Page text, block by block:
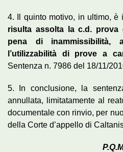
4. Il quinto motivo, in ultimo, è
risulta assolta la c.d. prova
pena di inammissibilità,
l’utilizzabilità di prove a
Sentenza n. 7986 del 18/11/
5. In conclusione, la
annullata, limitatamente al
documentale con rinvio, per
della Corte d’appello di